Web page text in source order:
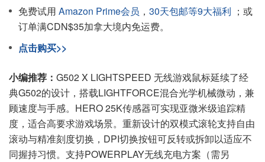
免费试用 Amazon Prime会员 ， 30天包邮等9大福利 ；或
订单满CDN$35加拿大境内免运费。
点击购买>>
小编推荐： G502 X LIGHTSPEED 无线游戏鼠标延续了经
典G502的设计，搭载LIGHTFORCE混合光学机械微动，兼
顾速度与手感。HERO 25K传感器可实现亚微米级追踪精
度，适合高要求游戏场景。重新设计的双模式滚轮支持自由
滚动与精准刻度切换，DPI切换按钮可反转或拆卸以适应不
同握持习惯。支持POWERPLAY无线充电方案（需另